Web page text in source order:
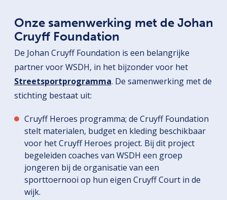
Onze samenwerking met de Johan
Cruyff Foundation
De Johan Cruyff Foundation is een belangrijke
partner voor WSDH, in het bijzonder voor het
Streetsportprogramma. De samenwerking met de
stichting bestaat uit:
Cruyff Heroes programma; de Cruyff Foundation
stelt materialen, budget en kleding beschikbaar
voor het Cruyff Heroes project. Bij dit project
begeleiden coaches van WSDH een groep
jongeren bij de organisatie van een
sporttoernooi op hun eigen Cruyff Court in de
wijk.